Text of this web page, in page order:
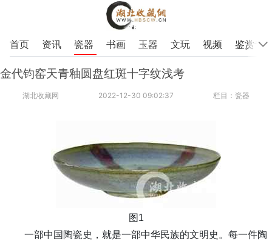
首页 资讯 瓷器 书画 玉器 文玩 视频 鉴赏专
金代钧窑天青釉圆盘红斑十字纹浅考
湖北收藏网 2022-12-30 09:02:37 栏目：瓷器
图1
一部中国陶瓷史，就是一部中华民族的文明史。每一件陶